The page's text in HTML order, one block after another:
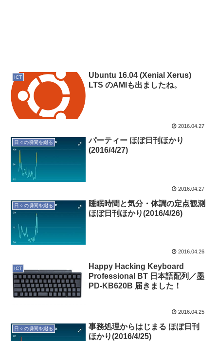
ICT
Ubuntu 16.04 (Xenial Xerus)
LTS のAMIも出ましたね。
2016.04.27
日々の瞬間を綴る
パーティー ほぼ日刊ほかり
(2016/4/27)
2016.04.27
日々の瞬間を綴る
睡眠時間と気分・体調の定点観測
ほぼ日刊ほかり(2016/4/26)
2016.04.26
ICT
Happy Hacking Keyboard
Professional BT 日本語配列／墨
PD-KB620B 届きました！
2016.04.25
日々の瞬間を綴る
事務処理からはじまる ほぼ日刊
ほかり(2016/4/25)